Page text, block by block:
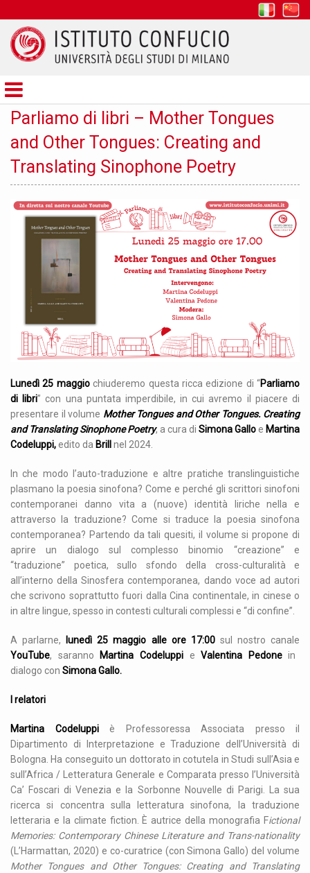
Confucio
Parliamo di libri – Mother Tongues
and Other Tongues: Creating and
Translating Sinophone Poetry
Lunedì 25 maggiochiuderemo questa ricca edizione di “Parliamo
di libri” con una puntata imperdibile, in cui avremo il piacere di
presentare il volume Mother Tongues and Other Tongues. Creating
and Translating Sinophone Poetry, a cura di Simona Galloe Martina
Codeluppi,edito da Brill nel 2024.
In che modo l’auto-traduzione e altre pratiche translinguistiche
plasmano la poesia sinofona? Come e perché gli scrittori sinofoni
contemporanei danno vita a (nuove) identità liriche nella e
attraverso la traduzione? Come si traduce la poesia sinofona
contemporanea? Partendo da tali quesiti, il volume si propone di
aprire un dialogo sul complesso binomio “creazione” e
“traduzione” poetica, sullo sfondo della cross-culturalità e
all’interno della Sinosfera contemporanea, dando voce ad autori
che scrivono soprattutto fuori dalla Cina continentale, in cinese o
in altre lingue, spesso in contesti culturali complessi e “di confine”.
A parlarne, lunedì 25 maggio alle ore 17:00 sul nostro canale
YouTube, saranno Martina CodeluppieValentina Pedonein
dialogo con Simona Gallo.
I relatori
Martina Codeluppiè Professoressa Associata presso il
Dipartimento di Interpretazione e Traduzione dell’Università di
Bologna. Ha conseguito un dottorato in cotutela in Studi sull’Asia e
sull’Africa / Letteratura Generale e Comparata presso l’Università
Ca’ Foscari di Venezia e la Sorbonne Nouvelle di Parigi. La sua
ricerca si concentra sulla letteratura sinofona, la traduzione
letteraria e la climate fiction. È autrice della monografia Fictional
Memories: Contemporary Chinese Literature and Trans-nationality
(L’Harmattan, 2020) e co-curatrice (con Simona Gallo) del volume
Mother Tongues and Other Tongues: Creating and Translating